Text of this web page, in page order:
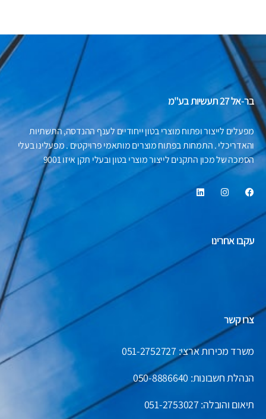
בר-אל 27 תעשיות בע"מ
מפעלים לייצור ופתוח מוצרי בטון ייחודיים לענף ההנדסה, התשתיות
והאדריכלי . התמחות בפתוח מוצרים מותאמי פרויקטים . מפעלינו בעלי
הסמכה של מכון התקנים לייצור מוצרי בטון ובעלי תקן איזו 9001
עקבו אחרינו
צרו קשר
משרד מכירות ארצי: 051-2752727
הנהלת חשבונות: 050-8886640
תיאום והובלה: 051-2753027